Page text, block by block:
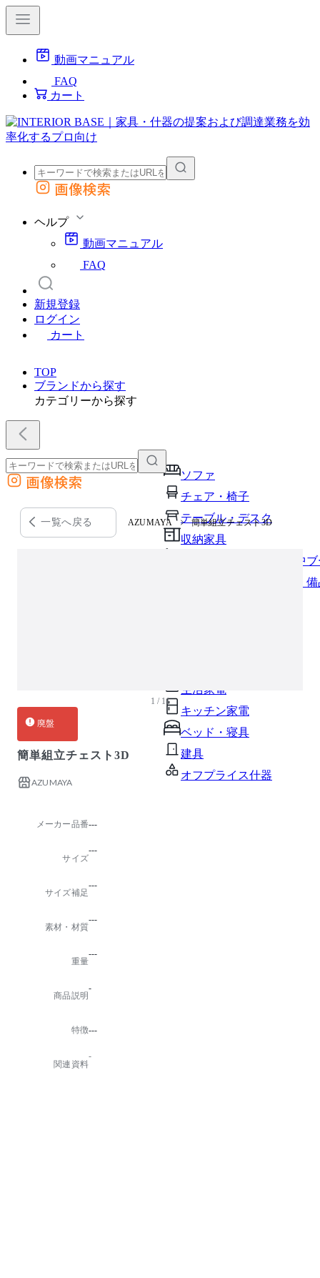
動画マニュアル
FAQ
カート
外部サイトの商品をカートに追加
画像検索
ヘルプ
動画マニュアル
FAQ
新規登録
ログイン
カート
TOP
ブランドから探す
カテゴリーから探す
ソファ
チェア・椅子
テーブル・デスク
収納家具
パーソナルブース・集中
オフィスアクセサリー・
生活家電
キッチン家電
ベッド・寝具
建具
オフプライス什器
外部サイトの商品をカートに追加
他のサイトで見つけた商品ページのURLを貼り付けて、カートに追加できます
画像検索
一覧へ戻る AZUMAYA 簡単組立チェスト3D
1 / 11
廃盤
簡単組立チェスト3D
AZUMAYA
メーカー品番---
サイズ
---
サイズ補足
---
素材・材質
---
重量
---
商品説明
-
特徴---
関連資料
-